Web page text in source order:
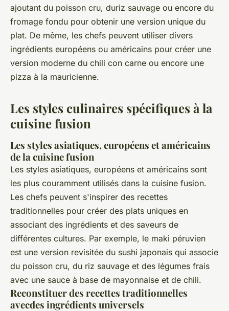
ajoutant du poisson cru, duriz sauvage ou encore du
fromage fondu pour obtenir une version unique du
plat. De même, les chefs peuvent utiliser divers
ingrédients européens ou américains pour créer une
version moderne du chili con carne ou encore une
pizza à la mauricienne.
Les styles culinaires spécifiques à la
cuisine fusion
Les styles asiatiques, européens et américains
de la cuisine fusion
Les styles asiatiques, européens et américains sont
les plus couramment utilisés dans la cuisine fusion.
Les chefs peuvent s'inspirer des recettes
traditionnelles pour créer des plats uniques en
associant des ingrédients et des saveurs de
différentes cultures. Par exemple, le maki péruvien
est une version revisitée du sushi japonais qui associe
du poisson cru, du riz sauvage et des légumes frais
avec une sauce à base de mayonnaise et de chili.
Reconstituer des recettes traditionnelles
avecdes ingrédients universels